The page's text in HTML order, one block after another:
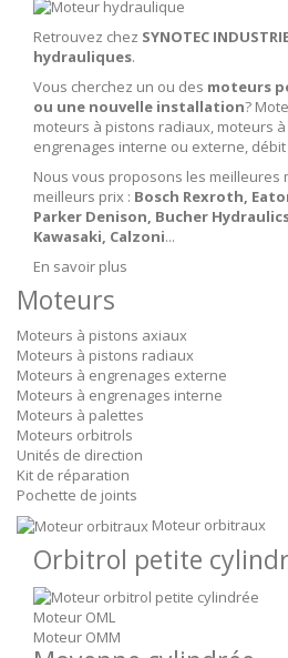
Retrouvez chez SYNOTEC
hydrauliques.
Vous cherchez un ou des moteurs
ou une nouvelle installation?
moteurs à pistons radiaux, moteurs
engrenages interne ou externe,
Nous vous proposons les meilleures
meilleurs prix : Bosch Rexroth,
Parker Denison, Bucher
Kawasaki, Calzoni...
En savoir plus
Moteurs
Moteurs à pistons axiaux
Moteurs à pistons radiaux
Moteurs à engrenages externe
Moteurs à engrenages interne
Moteurs à palettes
Moteurs orbitrols
Unités de direction
Kit de réparation
Pochette de joints
Moteur orbitraux
Orbitrol petite
Moteur OML
Moteur OMM